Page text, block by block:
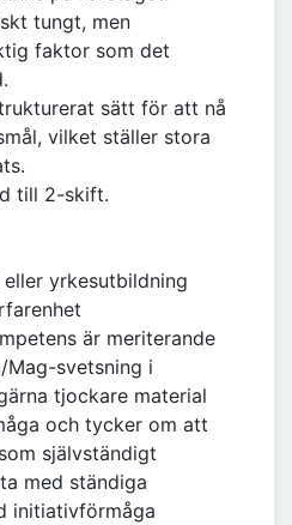
tungt, men
faktor som det
sätt för att nå
vilket ställer stora
till 2-skift.
yrkesutbildning
är meriterande
svetsning i
tjockare material
och tycker om att
självständigt
med ständiga
initiativförmåga